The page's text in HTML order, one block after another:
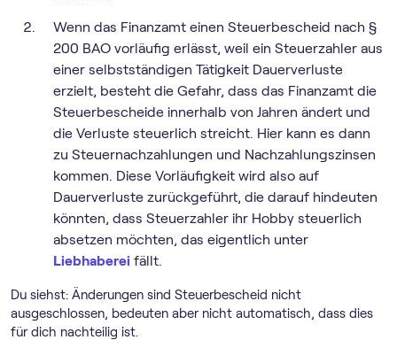
Wenn das Finanzamt einen Steuerbescheid nach §
200 BAO vorläufig erlässt, weil ein Steuerzahler aus
einer selbstständigen Tätigkeit Dauerverluste
erzielt, besteht die Gefahr, dass das Finanzamt die
Steuerbescheide innerhalb von Jahren ändert und
die Verluste steuerlich streicht. Hier kann es dann
zu Steuernachzahlungen und Nachzahlungszinsen
kommen. Diese Vorläufigkeit wird also auf
Dauerverluste zurückgeführt, die darauf hindeuten
könnten, dass Steuerzahler ihr Hobby steuerlich
absetzen möchten, das eigentlich unter
Liebhaberei fällt.
Du siehst: Änderungen sind Steuerbescheid nicht
ausgeschlossen, bedeuten aber nicht automatisch, dass dies
für dich nachteilig ist.